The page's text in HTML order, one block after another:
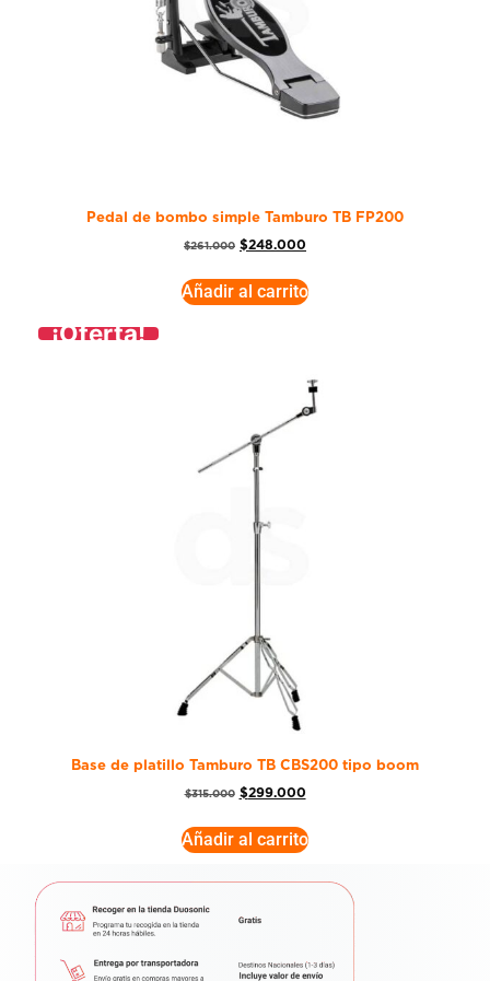
Pedal de bombo simple Tamburo TB FP200
$261.000 $248.000
Añadir al carrito
¡Oferta!
Base de platillo Tamburo TB CBS200 tipo boom
$315.000 $299.000
Añadir al carrito